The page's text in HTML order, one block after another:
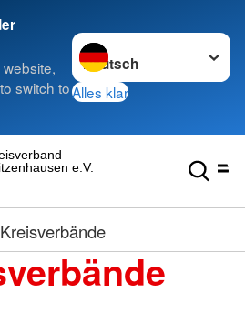
switch to
Sprache wechseln zu
Alles klar
e.V.
Kreisverbände